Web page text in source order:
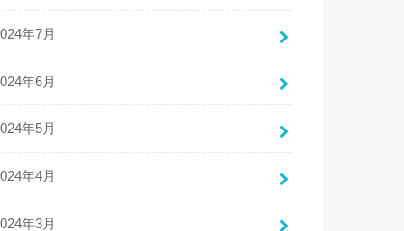
年7月
年6月
年5月
年4月
年3月